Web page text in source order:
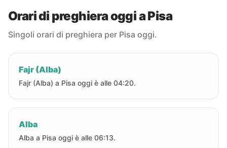
Orari di preghiera oggi a Pisa
Singoli orari di preghiera per Pisa oggi.
Fajr (Alba)
Fajr (Alba) a Pisa oggi è alle 04:20.
Alba
Alba a Pisa oggi è alle 06:13.